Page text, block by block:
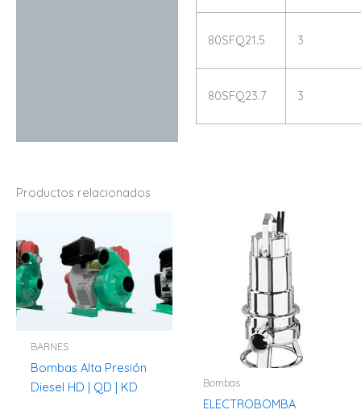
80SFQ21.5 3
80SFQ23.7 3
Productos relacionados
BARNES
Bombas Alta Presión
Diesel HD | QD | KD
Bombas
ELECTROBOMBA